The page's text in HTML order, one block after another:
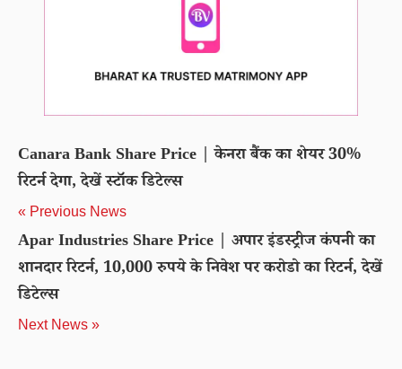
Canara Bank Share Price | केनरा बैंक का शेयर 30%
रिटर्न देगा, देखें स्टॉक डिटेल्स
« Previous News
Apar Industries Share Price | अपार इंडस्ट्रीज कंपनी का
शानदार रिटर्न, 10,000 रुपये के निवेश पर करोडो का रिटर्न, देखें
डिटेल्स
Next News »